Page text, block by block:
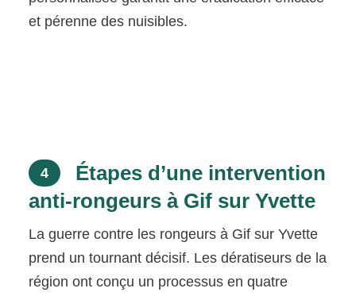
et pérenne des nuisibles.
4
Étapes d’une intervention
anti-rongeurs à Gif sur Yvette
La guerre contre les rongeurs à Gif sur Yvette
prend un tournant décisif. Les dératiseurs de la
région ont conçu un processus en quatre